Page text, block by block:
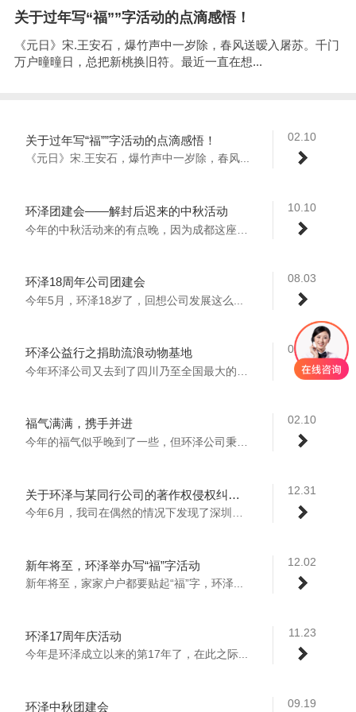
关于过年写“福””字活动的点滴感悟！
《元日》宋.王安石，爆竹声中一岁除，春风送暧入屠苏。千门
万户曈曈日，总把新桃换旧符。最近一直在想...
02.10
关于过年写“福””字活动的点滴感悟！
《元日》宋.王安石，爆竹声中一岁除，春风...
10.10
环泽团建会——解封后迟来的中秋活动
08.03
环泽18周年公司团建会
今年5月，环泽18岁了，回想公司发展这么...
02.23
环泽公益行之捐助流浪动物基地
02.10
福气满满，携手并进
今年的福气似乎晚到了一些，但环泽公司秉承...
12.31
关于环泽与某同行公司的著作权侵权纠纷案
12.02
新年将至，环泽举办写“福”字活动
新年将至，家家户户都要贴起“福”字，环泽...
11.23
环泽17周年庆活动
今年是环泽成立以来的第17年了，在此之际...
09.19
环泽中秋团建会